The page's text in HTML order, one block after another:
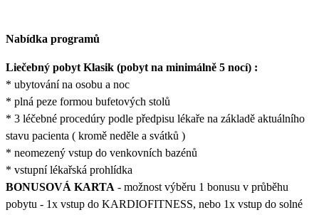
Nabídka programů
Liečebný pobyt Klasik (pobyt na minimálně 5 nocí) :
* ubytování na osobu a noc
* plná peze formou bufetových stolů
* 3 léčebné procedúry podle předpisu lékaře na základě aktuálního
stavu pacienta ( kromě neděle a svátků )
* neomezený vstup do venkovních bazénů
* vstupní lékařská prohlídka
BONUSOVÁ KARTA - možnost výběru 1 bonusu v průběhu
pobytu - 1x vstup do KARDIOFITNESS, nebo 1x vstup do solné